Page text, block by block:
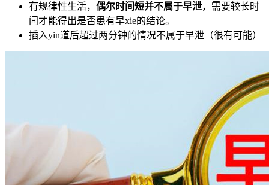
有规律性生活， 偶尔时间短并不属于早泄，需要较长时
间才能得出是否患有早xie的结论。
插入yin道后超过两分钟的情况不属于早泄（很有可能）